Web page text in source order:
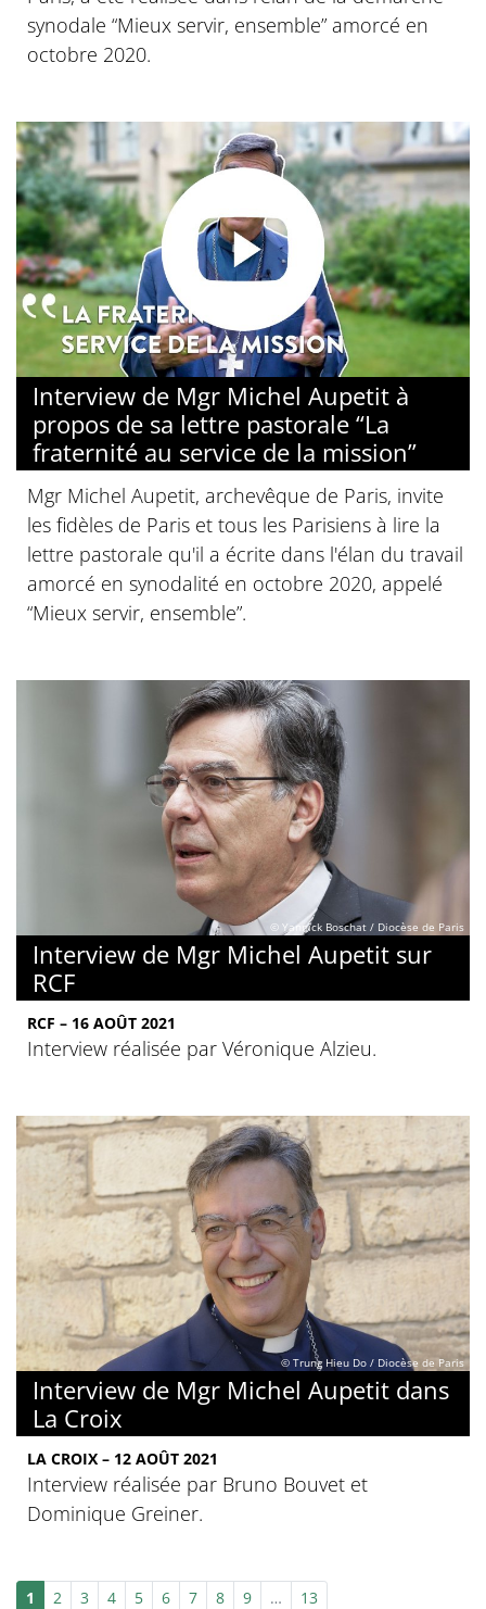
synodale “Mieux servir, ensemble” amorcé en
octobre 2020.
Interview de Mgr Michel Aupetit à
propos de sa lettre pastorale “La
fraternité au service de la mission”
Mgr Michel Aupetit, archevêque de Paris, invite
les fidèles de Paris et tous les Parisiens à lire la
lettre pastorale qu'il a écrite dans l'élan du travail
amorcé en synodalité en octobre 2020, appelé
“Mieux servir, ensemble”.
© Yannick Boschat / Diocèse de Paris
Interview de Mgr Michel Aupetit sur
RCF
RCF – 16 AOÛT 2021
Interview réalisée par Véronique Alzieu.
© Trung Hieu Do / Diocèse de Paris
Interview de Mgr Michel Aupetit dans
La Croix
LA CROIX – 12 AOÛT 2021
Interview réalisée par Bruno Bouvet et
Dominique Greiner.
1 2 3 4 5 6 7 8 9 … 13